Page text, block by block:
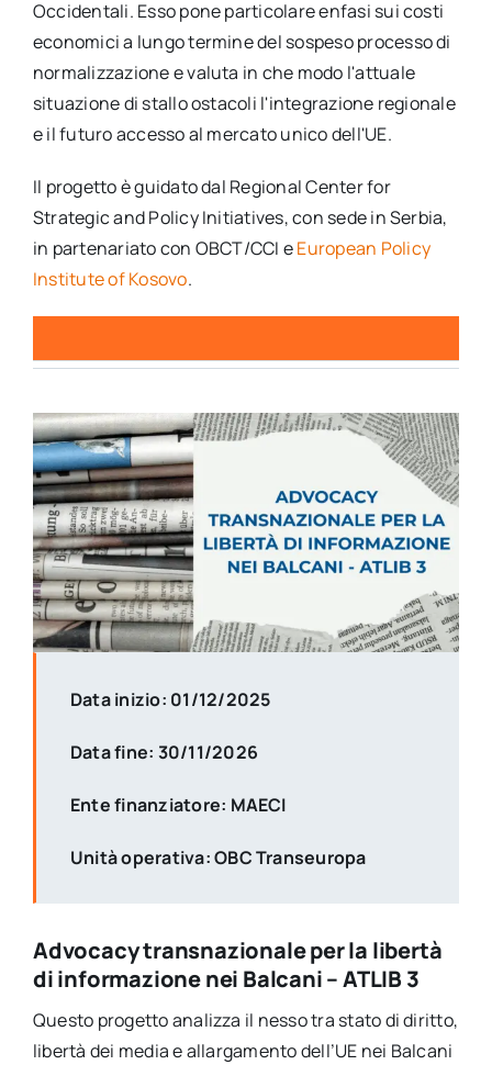
Occidentali. Esso pone particolare enfasi sui costi
economici a lungo termine del sospeso processo di
normalizzazione e valuta in che modo l'attuale
situazione di stallo ostacoli l'integrazione regionale
e il futuro accesso al mercato unico dell'UE.
Il progetto è guidato dal Regional Center for
Strategic and Policy Initiatives, con sede in Serbia,
in partenariato con OBCT/CCI eEuropean Policy
Institute of Kosovo.
Data inizio: 01/12/2025
Data fine: 30/11/2026
Ente finanziatore: MAECI
Unità operativa: OBC Transeuropa
Advocacy transnazionale per la libertà
di informazione nei Balcani – ATLIB 3
Questo progetto analizza il nesso tra stato di diritto,
libertà dei media e allargamento dell’UE nei Balcani